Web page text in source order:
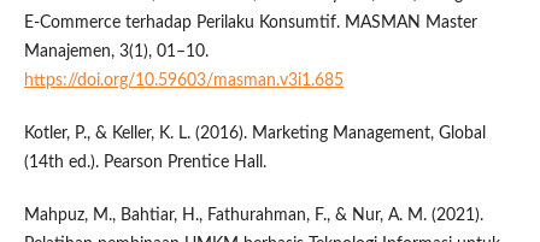
E-Commerce terhadap Perilaku Konsumtif. MASMAN Master
Manajemen, 3(1), 01–10.
https://doi.org/10.59603/masman.v3i1.685
Kotler, P., & Keller, K. L. (2016). Marketing Management, Global
(14th ed.). Pearson Prentice Hall.
Mahpuz, M., Bahtiar, H., Fathurahman, F., & Nur, A. M. (2021).